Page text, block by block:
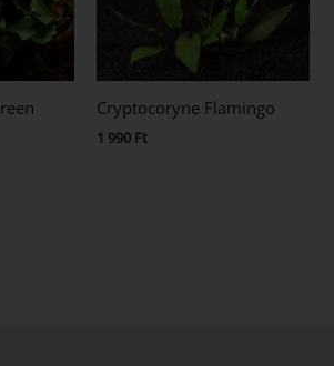
Cryptocoryne Flamingo
1 990 Ft